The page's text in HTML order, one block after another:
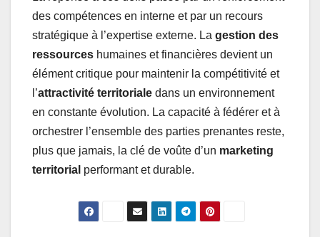
des compétences en interne et par un recours
stratégique à l’expertise externe. La gestion des
ressources humaines et financières devient un
élément critique pour maintenir la compétitivité et
l’attractivité territoriale dans un environnement
en constante évolution. La capacité à fédérer et à
orchestrer l’ensemble des parties prenantes reste,
plus que jamais, la clé de voûte d’un marketing
territorial performant et durable.